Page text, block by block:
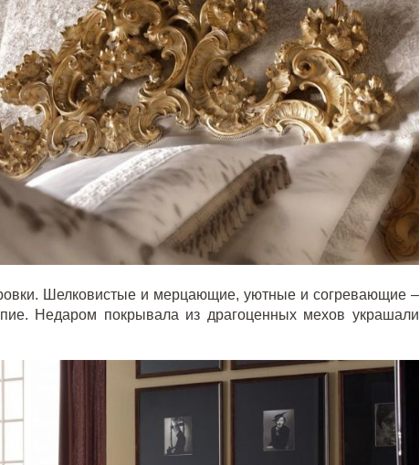
Шелковистые и мерцающие, уютные и согревающие –
Недаром покрывала из драгоценных мехов украшали